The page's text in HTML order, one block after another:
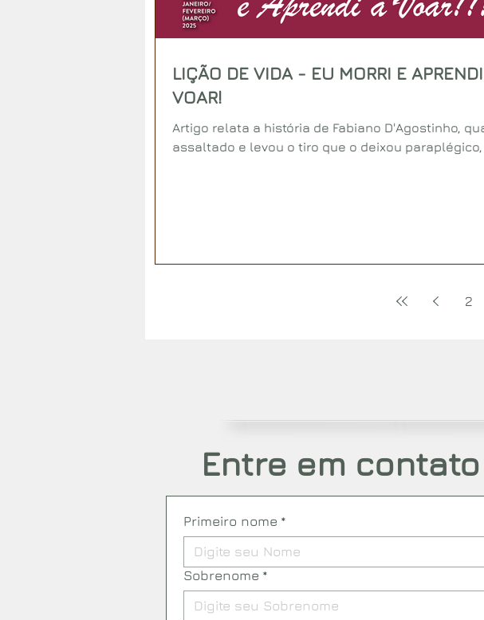
LIÇÃO DE VIDA - EU MORRI E
VOAR!
Artigo relata a história de Fabiano D'Agostinho,
assaltado e levou o tiro que o deixou paraplégico,
2
Entre em contato
Primeiro nome *
Sobrenome *